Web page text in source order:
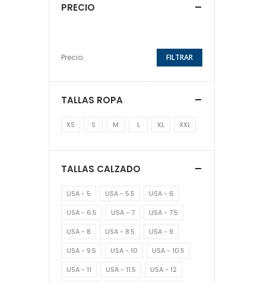
PRECIO
Precio: FILTRAR
TALLAS ROPA
XS S M L XL XXL
TALLAS CALZADO
USA - 5 USA - 5.5
USA - 6
USA - 6.5
USA - 7
USA - 7.5
USA - 8
USA - 8.5
USA - 9
USA - 9.5
USA - 10
USA - 10.5
USA - 11
USA - 11.5
USA - 12